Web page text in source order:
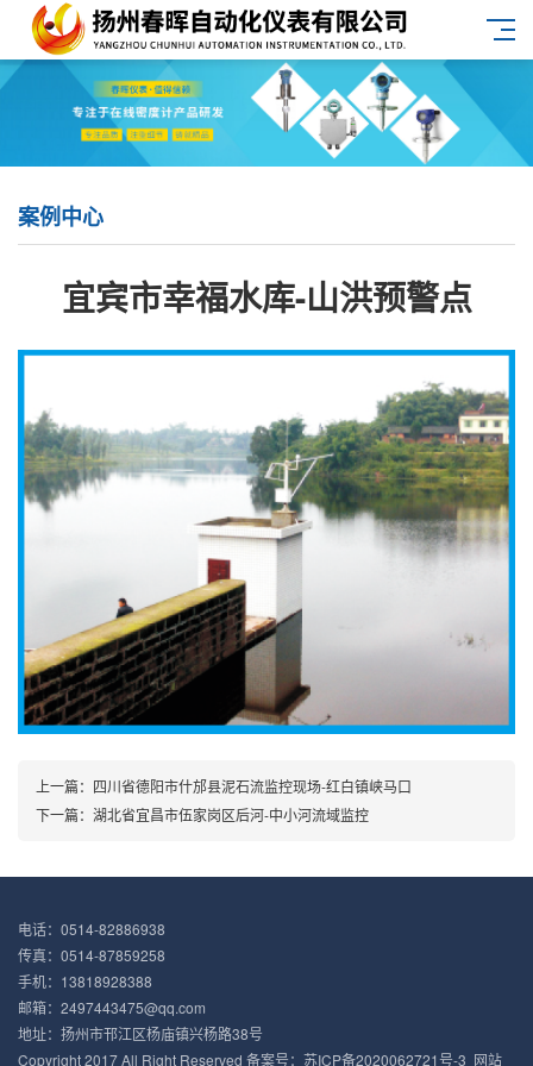
案例中心
宜宾市幸福水库-山洪预警点
上一篇： 四川省德阳市什邡县泥石流监控现场-红白镇峡马口
下一篇： 湖北省宜昌市伍家岗区后河-中小河流域监控
电话：0514-82886938
传真：0514-87859258
手机：13818928388
邮箱：2497443475@qq.com
地址：扬州市邗江区杨庙镇兴杨路38号
Copyright 2017 All Right Reserved 备案号： 苏ICP备2020062721号-3 网站